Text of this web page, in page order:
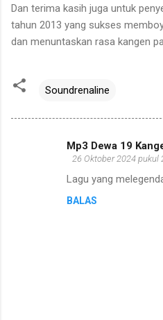
Dan terima kasih juga untuk
tahun 2013 yang sukses
dan menuntaskan rasa kangen
Soundrenaline
Mp3 Dewa 19
26 Oktober 2024 pukul
Lagu yang
BALAS